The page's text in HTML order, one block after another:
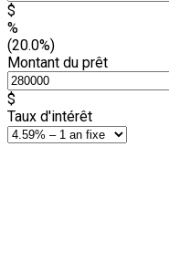
$
%
(20.0%)
Montant du prêt
$
Taux d'intérêt